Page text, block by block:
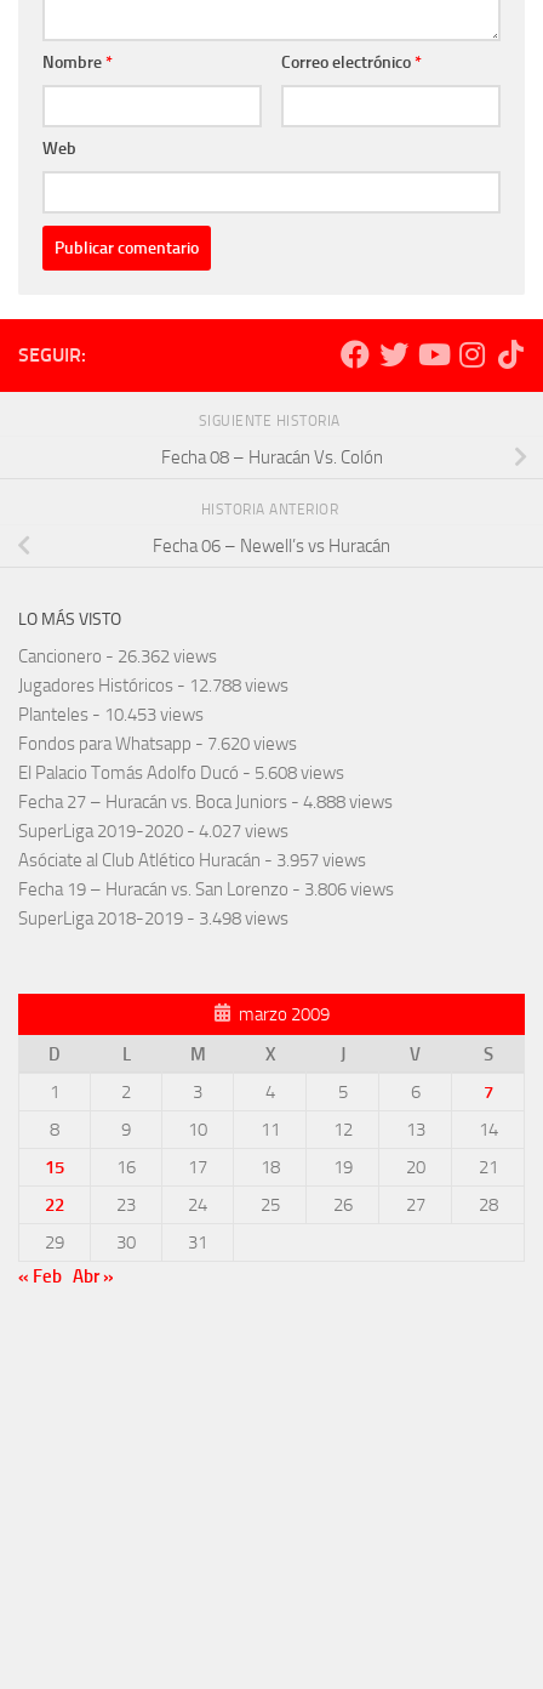
Nombre* Correo electrónico*
Web
SEGUIR:
SIGUIENTE HISTORIA
Fecha 08 – Huracán Vs. Colón
HISTORIA ANTERIOR
Fecha 06 – Newell’s vs Huracán
LO MÁS VISTO
Cancionero - 26.362 views
Jugadores Históricos - 12.788 views
Planteles - 10.453 views
Fondos para Whatsapp - 7.620 views
El Palacio Tomás Adolfo Ducó - 5.608 views
Fecha 27 – Huracán vs. Boca Juniors - 4.888 views
SuperLiga 2019-2020 - 4.027 views
Asóciate al Club Atlético Huracán - 3.957 views
Fecha 19 – Huracán vs. San Lorenzo - 3.806 views
SuperLiga 2018-2019 - 3.498 views
marzo 2009
D
L M X J V
S
1
2 3 4 5 6
7
8
9 10 11 12 13
14
15
16 17 18 19 20
21
22
23 24 25 26 27
28
29
30
31
« Feb Abr »